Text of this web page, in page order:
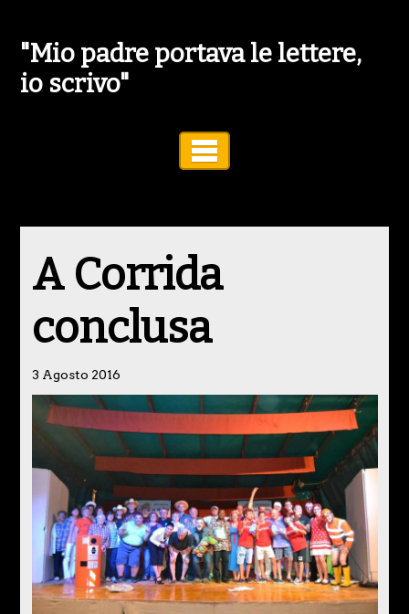
"Mio padre portava le lettere,
io scrivo"
A Corrida
conclusa
3 Agosto 2016